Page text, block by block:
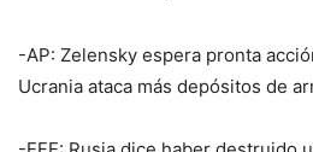
-AP: Zelensky espera pronta
Ucrania ataca más depósitos de